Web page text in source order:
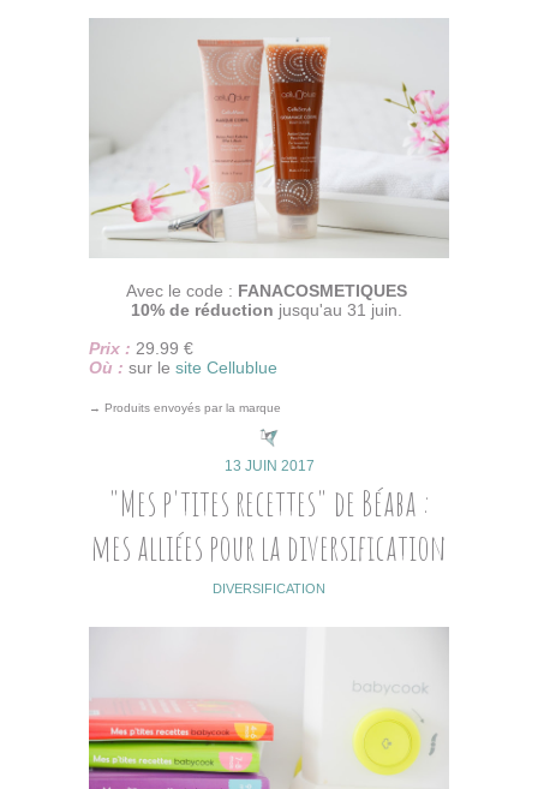
Avec le code : FANACOSMETIQUES
10% de réduction jusqu'au 31 juin.
Prix : 29.99 €
Où : sur le site Cellublue
→ Produits envoyés par la marque
13 JUIN 2017
"Mes p'tites recettes" de Béaba :
mes alliées pour la diversification
DIVERSIFICATION